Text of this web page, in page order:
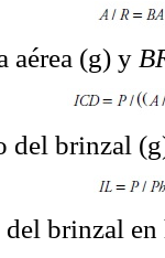
aérea (g) y
del brinzal
del brinzal